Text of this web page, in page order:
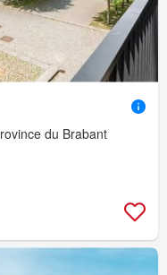
du Brabant